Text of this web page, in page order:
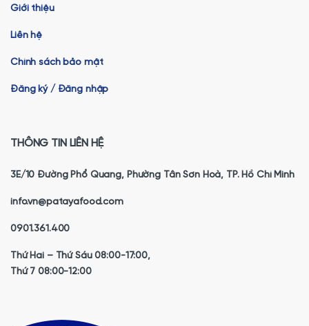
Giới thiệu
Liên hệ
Chính sách bảo mật
Đăng ký / Đăng nhập
THÔNG TIN LIÊN HỆ
3E/10 Đường Phổ Quang, Phường Tân Sơn Hoà, TP. Hồ Chí Minh
info.vn@patayafood.com
0901.361.400
Thứ Hai – Thứ Sáu 08:00-17:00,
Thứ 7 08:00-12:00